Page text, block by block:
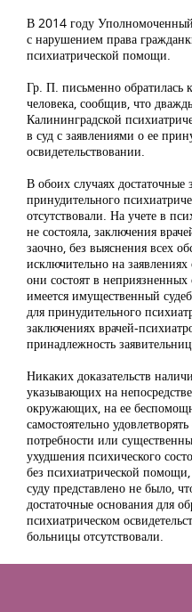
В 2014 году Уполномоченный
с нарушением права
психиатрической помощи.
Гр. П. письменно
человека, сообщив, что
Калининградской
в суд с заявлениями о ее
освидетельствовании.
В обоих случаях достаточные
принудительного
отсутствовали. На учете в
не состояла, заключения
заочно, без выяснения всех
исключительно на
они состоят в
имеется имущественный
для принудительного
заключениях врачей-
принадлежность
Никаких доказательств
указывающих на
окружающих, на ее
самостоятельно
потребности или
ухудшения психического
без психиатрической
суду представлено не было,
достаточные основания для
психиатрическом
больницы отсутствовали.
Мною был направлен запрос
Министерство
ходатайством о